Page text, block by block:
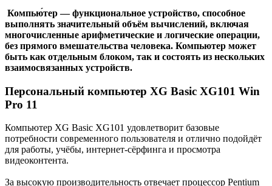
Компью́тер — функциональное устройство, способное
выполнять значительный объём вычислений, включая
многочисленные арифметические и логические операции,
без прямого вмешательства человека. Компьютер может
быть как отдельным блоком, так и состоять из нескольких
взаимосвязанных устройств.
Персональный компьютер XG Basic XG101 Win
Pro 11
Компьютер XG Basic XG101 удовлетворит базовые
потребности современного пользователя и отлично подойдёт
для работы, учёбы, интернет-сёрфинга и просмотра
видеоконтента.
За высокую производительность отвечает процессор Pentium